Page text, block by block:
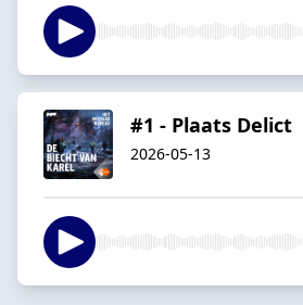
#1 - Plaats Delict
2026-05-13